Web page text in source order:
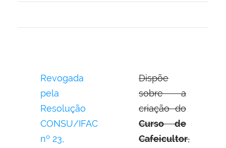
Revogada
pela
Resolução
CONSU/IFAC
nº 23,
Dispõe
sobre a
criação do
Curso de
Cafeicultor,